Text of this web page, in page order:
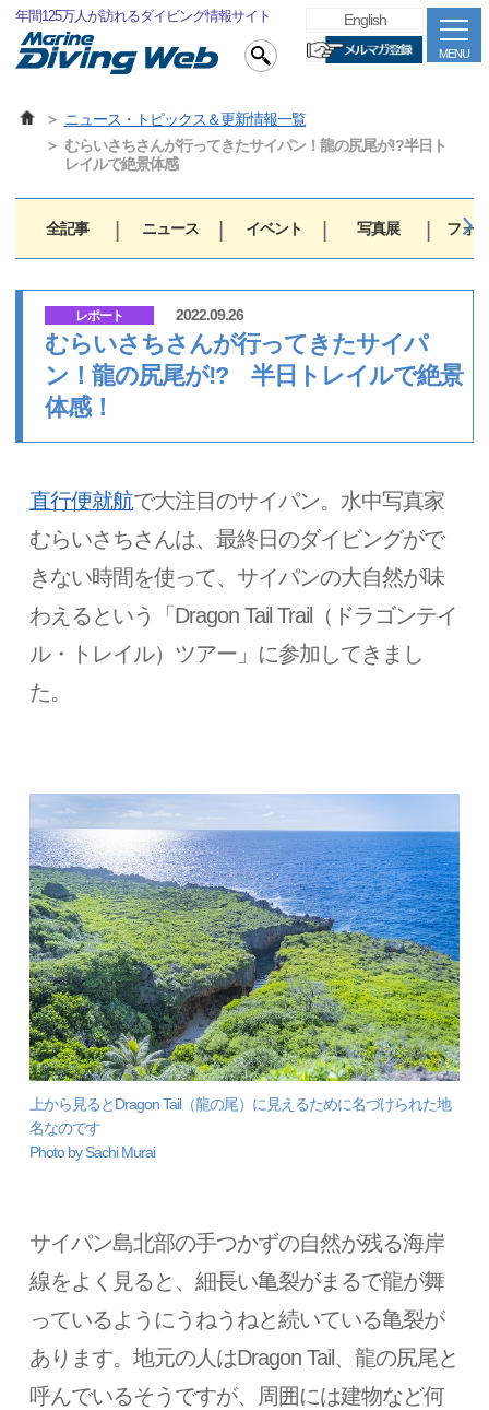
年間125万人が訪れるダイビング情報サイト
MENU
English
ニュース・トピックス＆更新情報一覧
むらいさちさんが行ってきたサイパン！龍の尻尾が!?半日ト
レイルで絶景体感
全記事 ニュース イベント 写真展 フォ
レポート 2022.09.26
むらいさちさんが行ってきたサイパ
ン！龍の尻尾が!? 半日トレイルで絶景
体感！
直行便就航で大注目のサイパン。水中写真家
むらいさちさんは、最終日のダイビングがで
きない時間を使って、サイパンの大自然が味
わえるという「Dragon Tail Trail（ドラゴンテイ
ル・トレイル）ツアー」に参加してきまし
た。
上から見るとDragon Tail（龍の尾）に見えるために名づけられた地
名なのです
Photo by Sachi Murai
サイパン島北部の手つかずの自然が残る海岸
線をよく見ると、細長い亀裂がまるで龍が舞
っているようにうねうねと続いている亀裂が
あります。地元の人はDragon Tail、龍の尻尾と
呼んでいるそうですが、周囲には建物など何